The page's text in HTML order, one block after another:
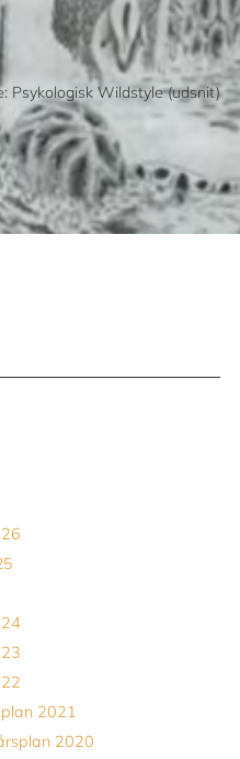
Psykologisk Wildstyle (udsnit)
2021
2020